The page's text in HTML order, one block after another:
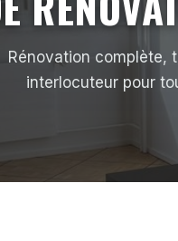
Rénovation complète,
interlocuteur pour